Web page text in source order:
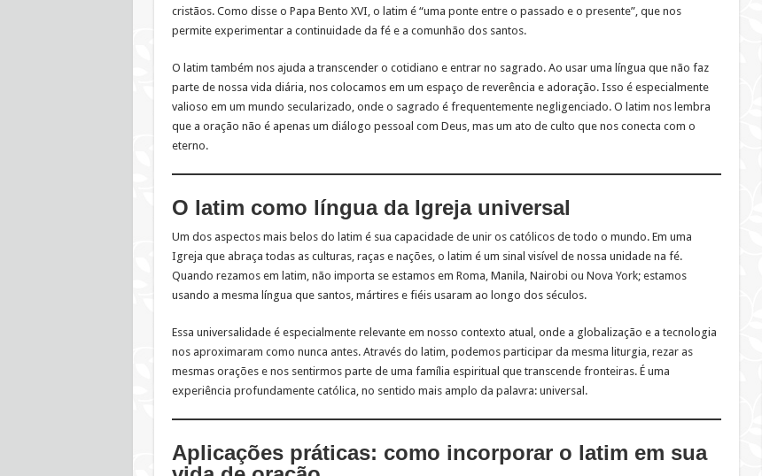
cristãos. Como disse o Papa Bento XVI, o latim é “uma ponte entre o passado e o presente”, que nos
permite experimentar a continuidade da fé e a comunhão dos santos.
O latim também nos ajuda a transcender o cotidiano e entrar no sagrado. Ao usar uma língua que não faz
parte de nossa vida diária, nos colocamos em um espaço de reverência e adoração. Isso é especialmente
valioso em um mundo secularizado, onde o sagrado é frequentemente negligenciado. O latim nos lembra
que a oração não é apenas um diálogo pessoal com Deus, mas um ato de culto que nos conecta com o
eterno.
O latim como língua da Igreja universal
Um dos aspectos mais belos do latim é sua capacidade de unir os católicos de todo o mundo. Em uma
Igreja que abraça todas as culturas, raças e nações, o latim é um sinal visível de nossa unidade na fé.
Quando rezamos em latim, não importa se estamos em Roma, Manila, Nairobi ou Nova York; estamos
usando a mesma língua que santos, mártires e fiéis usaram ao longo dos séculos.
Essa universalidade é especialmente relevante em nosso contexto atual, onde a globalização e a tecnologia
nos aproximaram como nunca antes. Através do latim, podemos participar da mesma liturgia, rezar as
mesmas orações e nos sentirmos parte de uma família espiritual que transcende fronteiras. É uma
experiência profundamente católica, no sentido mais amplo da palavra: universal.
Aplicações práticas: como incorporar o latim em sua